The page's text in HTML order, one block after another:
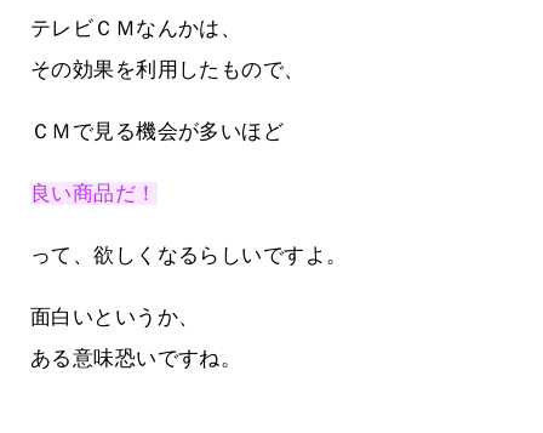
テレビＣＭなんかは、
その効果を利用したもので、
ＣＭで見る機会が多いほど
良い商品だ！
って、欲しくなるらしいですよ。
面白いというか、
ある意味恐いですね。